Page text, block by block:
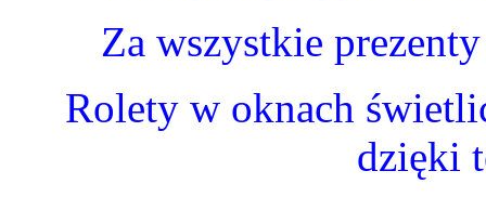
Za wszystkie
Rolety w oknach
dzięki